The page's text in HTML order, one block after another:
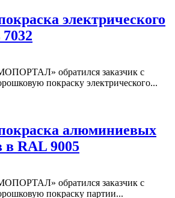
электрического
обратился заказчик с
покраску электрического...
алюминиевых
в RAL 9005
обратился заказчик с
покраску партии...